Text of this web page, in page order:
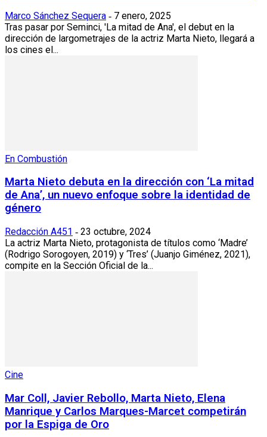
Marco Sánchez Sequera - 7 enero, 2025
Tras pasar por Seminci, 'La mitad de Ana', el debut en la
dirección de largometrajes de la actriz Marta Nieto, llegará a
los cines el...
En Combustión
Marta Nieto debuta en la dirección con ‘La mitad
de Ana’, un nuevo enfoque sobre la identidad de
género
Redacción A451 - 23 octubre, 2024
La actriz Marta Nieto, protagonista de títulos como ‘Madre’
(Rodrigo Sorogoyen, 2019) y ‘Tres’ (Juanjo Giménez, 2021),
compite en la Sección Oficial de la...
Cine
Mar Coll, Javier Rebollo, Marta Nieto, Elena
Manrique y Carlos Marques-Marcet competirán
por la Espiga de Oro